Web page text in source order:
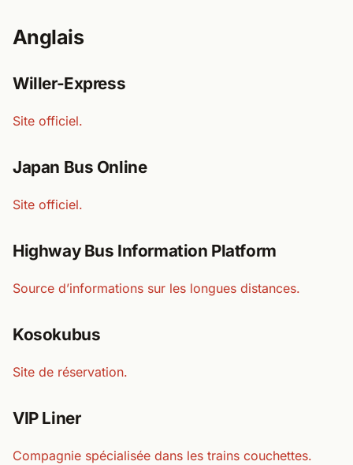
Anglais
Willer-Express
Site officiel.
Japan Bus Online
Site officiel.
Highway Bus Information Platform
Source d’informations sur les longues distances.
Kosokubus
Site de réservation.
VIP Liner
Compagnie spécialisée dans les trains couchettes.